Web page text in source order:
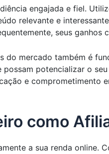
engajada e fiel.
relevante e
seus ganhos
mercado também é
potencializar o
e comprometimento
como
a sua renda online.